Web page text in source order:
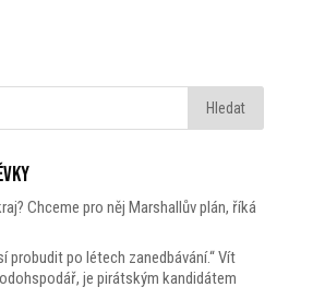
Chceme pro něj Marshallův plán, říká
probudit po létech zanedbávání.“ Vít
je pirátským kandidátem